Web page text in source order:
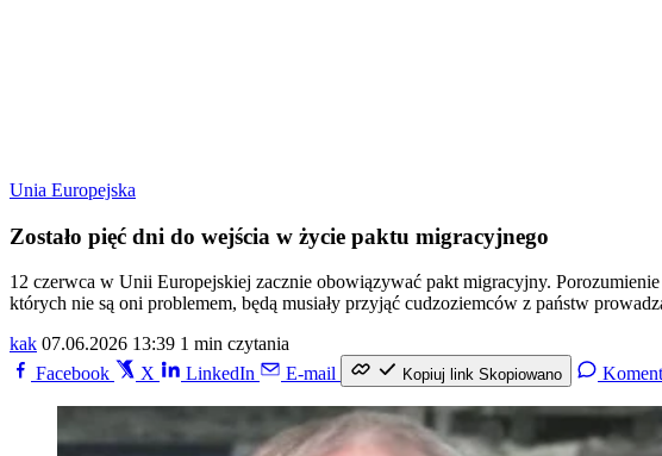
Unia Europejska
Zostało pięć dni do wejścia w życie paktu migracyjnego
12 czerwca w Unii Europejskiej zacznie obowiązywać pakt migracyjny.
których nie są oni problemem, będą musiały przyjąć cudzoziemców z państw
kak 07.06.2026 13:39 1 min czytania
Facebook
X LinkedIn E-mail Kopiuj link Skopiowano